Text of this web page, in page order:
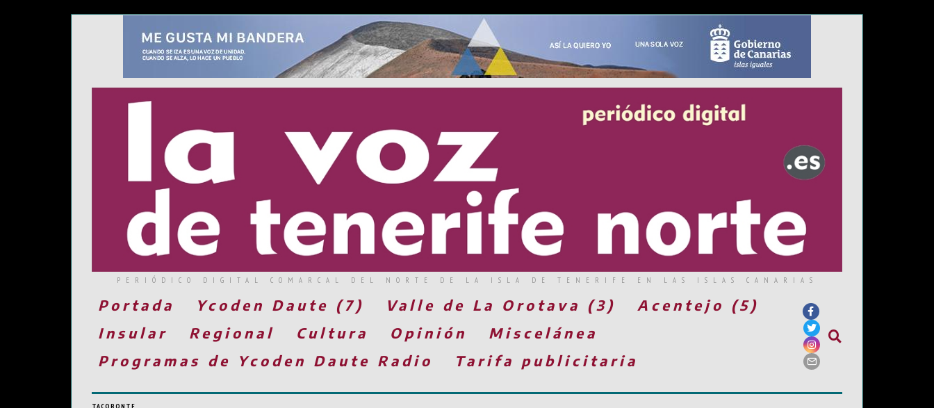
PERIÓDICO DIGITAL COMARCAL DEL NORTE DE LA ISLA DE TENERIFE EN LAS ISLAS CANARIAS
Portada Ycoden Daute (7) Valle de La Orotava (3)
Acentejo (5)
Insular
Regional Cultura Opinión
Miscelánea
Programas de Ycoden Daute Radio
Tarifa publicitaria
TACORONTE